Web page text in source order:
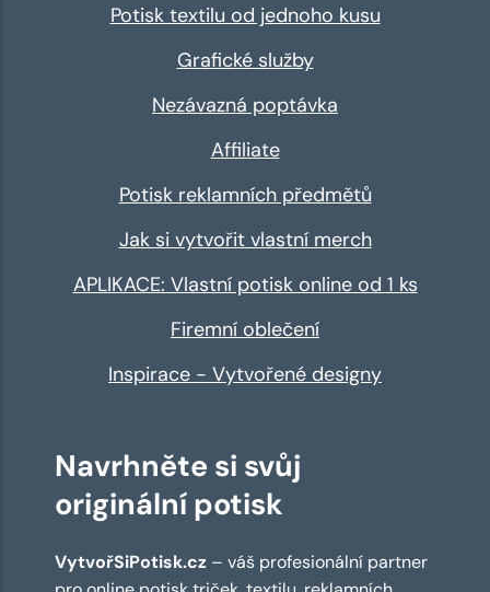
Potisk textilu od jednoho kusu
Grafické služby
Nezávazná poptávka
Affiliate
Potisk reklamních předmětů
Jak si vytvořit vlastní merch
APLIKACE: Vlastní potisk online od 1 ks
Firemní oblečení
Inspirace - Vytvořené designy
Navrhněte si svůj
originální potisk
VytvořSiPotisk.cz – váš profesionální partner